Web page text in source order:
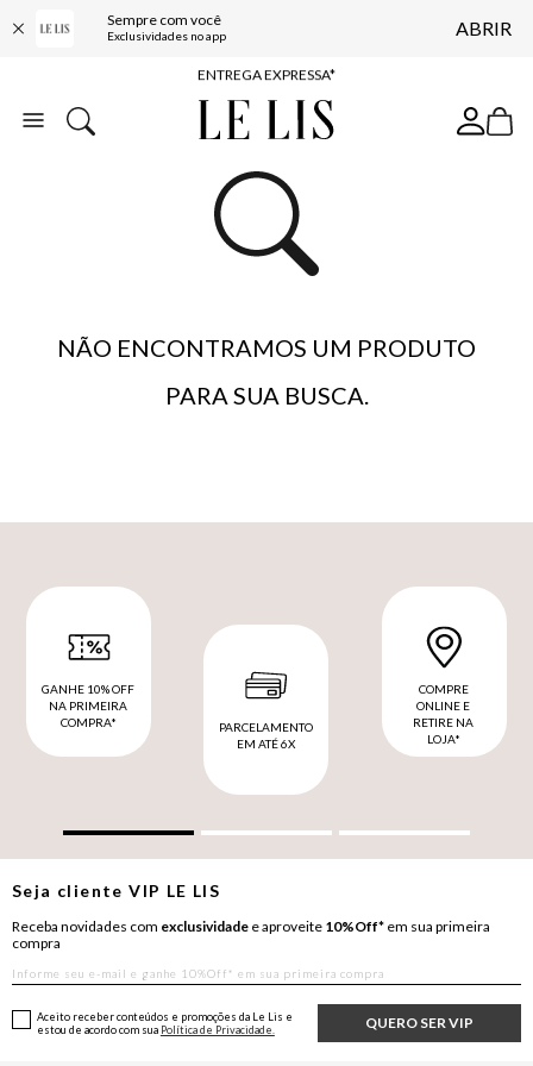
Sempre com você
Exclusividades no app ABRIR
COMPRE ONLINE E RETIRE EM LOJA*
ENTREGA EXPRESSA*
FRETE GRÁTIS*
10% OFF NA PRIMEIRA COMPRA*
NÃO ENCONTRAMOS UM PRODUTO
PARA SUA BUSCA.
GANHE 10% OFF
NA PRIMEIRA
COMPRA*
PARCELAMENTO
EM ATÉ 6X
COMPRE
ONLINE E
RETIRE NA
LOJA*
Seja clienteVIP LE LIS
Receba novidades com exclusividade e aproveite 10%Off* em sua primeira
compra
QUERO SER VIP
Aceito receber conteúdos e promoções da Le Lis e
estou de acordo com sua Política de Privacidade.